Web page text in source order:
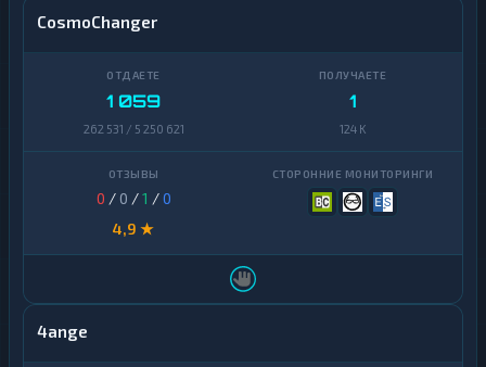
CosmoChanger
1 059
262 531 / 5 250 621
1
124 K
0 / 0 /1 /0
4,9 ★
4ange